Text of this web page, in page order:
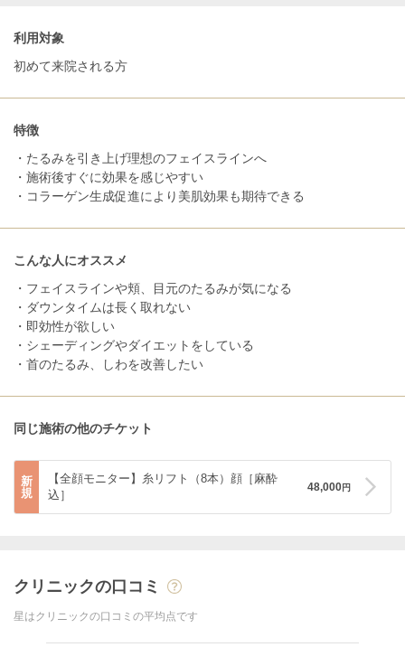
利用対象
初めて来院される方
特徴
・たるみを引き上げ理想のフェイスラインへ
・施術後すぐに効果を感じやすい
・コラーゲン生成促進により美肌効果も期待できる
こんな人にオススメ
・フェイスラインや頬、目元のたるみが気になる
・ダウンタイムは長く取れない
・即効性が欲しい
・シェーディングやダイエットをしている
・首のたるみ、しわを改善したい
同じ施術の他のチケット
新
規
【全顔モニター】糸リフト（8本）顔［麻酔
込］
48,000円
クリニックの口コミ
星はクリニックの口コミの平均点です